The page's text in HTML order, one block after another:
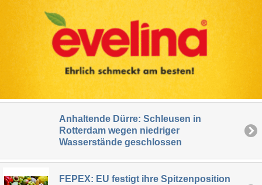
Anhaltende Dürre: Schleusen in
Rotterdam wegen niedriger
Wasserstände geschlossen
FEPEX: EU festigt ihre Spitzenposition